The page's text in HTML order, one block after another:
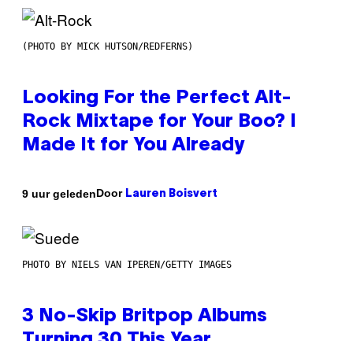
(PHOTO BY MICK HUTSON/REDFERNS)
Looking For the Perfect Alt-
Rock Mixtape for Your Boo? I
Made It for You Already
9 uur geledenDoor Lauren Boisvert
PHOTO BY NIELS VAN IPEREN/GETTY IMAGES
3 No-Skip Britpop Albums